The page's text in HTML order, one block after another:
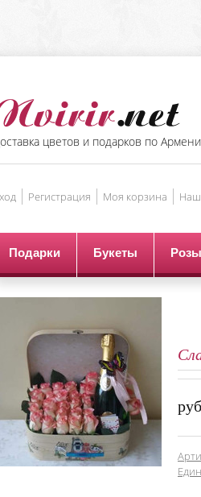
цветов и подарков по
Регистрация Моя корзина
Подарки Букеты Розы